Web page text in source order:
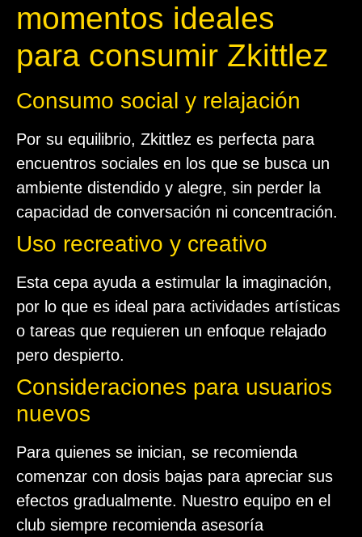
momentos ideales
para consumir Zkittlez
Consumo social y relajación
Por su equilibrio, Zkittlez es perfecta para
encuentros sociales en los que se busca un
ambiente distendido y alegre, sin perder la
capacidad de conversación ni concentración.
Uso recreativo y creativo
Esta cepa ayuda a estimular la imaginación,
por lo que es ideal para actividades artísticas
o tareas que requieren un enfoque relajado
pero despierto.
Consideraciones para usuarios
nuevos
Para quienes se inician, se recomienda
comenzar con dosis bajas para apreciar sus
efectos gradualmente. Nuestro equipo en el
club siempre recomienda asesoría